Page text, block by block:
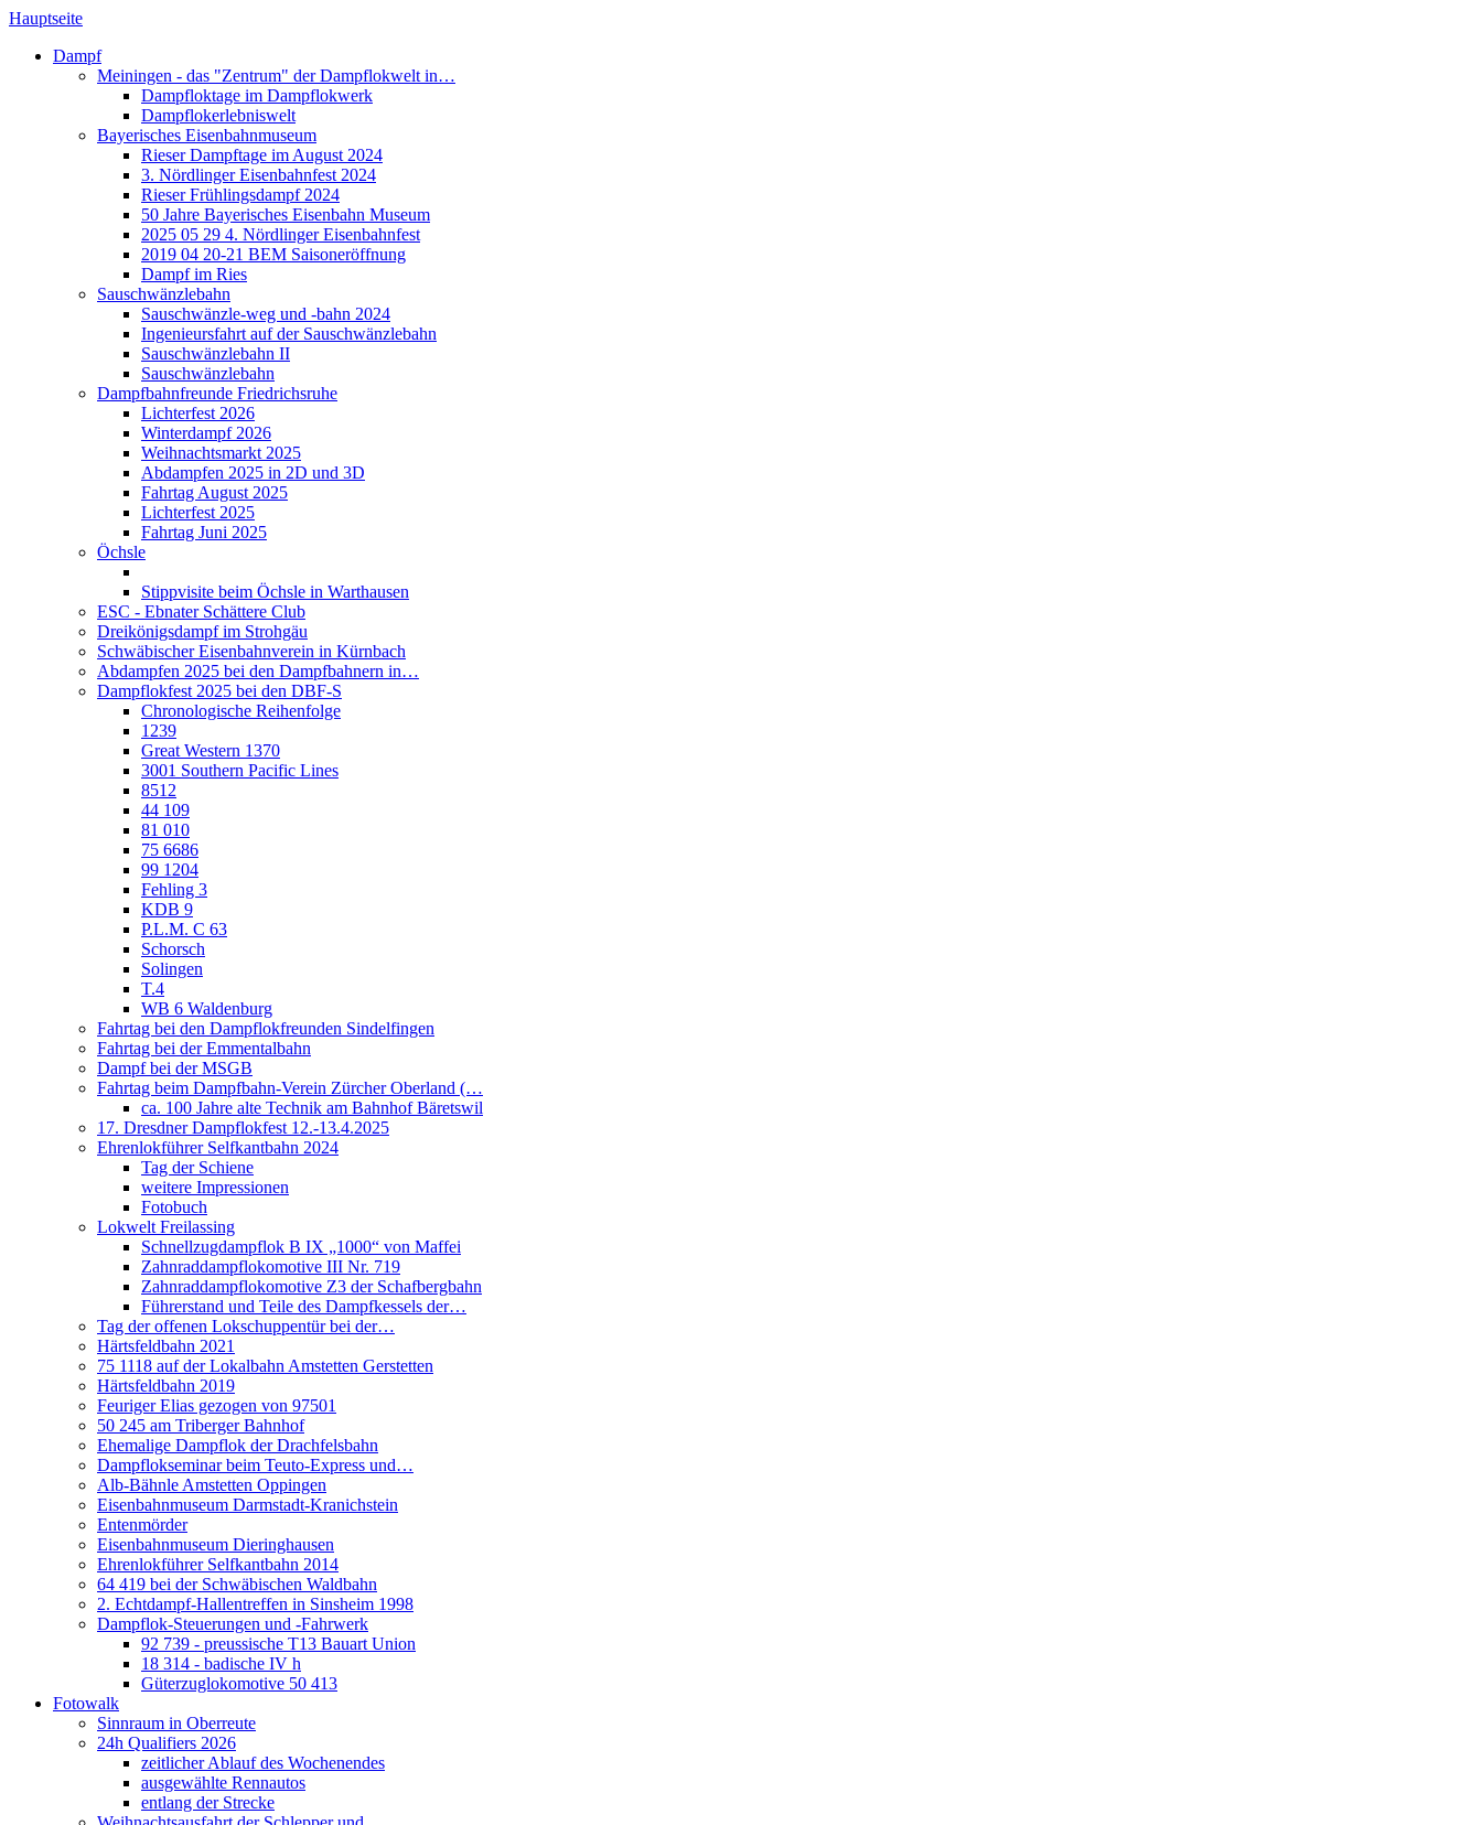
Hauptseite
Dampf
Meiningen - das "Zentrum" der Dampflokwelt in…
Dampfloktage im Dampflokwerk
Dampflokerlebniswelt
Bayerisches Eisenbahnmuseum
Rieser Dampftage im August 2024
3. Nördlinger Eisenbahnfest 2024
Rieser Frühlingsdampf 2024
50 Jahre Bayerisches Eisenbahn Museum
2025 05 29 4. Nördlinger Eisenbahnfest
2019 04 20-21 BEM Saisoneröffnung
Dampf im Ries
Sauschwänzlebahn
Sauschwänzle-weg und -bahn 2024
Ingenieursfahrt auf der Sauschwänzlebahn
Sauschwänzlebahn II
Sauschwänzlebahn
Dampfbahnfreunde Friedrichsruhe
Lichterfest 2026
Winterdampf 2026
Weihnachtsmarkt 2025
Abdampfen 2025 in 2D und 3D
Fahrtag August 2025
Lichterfest 2025
Fahrtag Juni 2025
Öchsle
Stippvisite beim Öchsle in Warthausen
ESC - Ebnater Schättere Club
Dreikönigsdampf im Strohgäu
Schwäbischer Eisenbahnverein in Kürnbach
Abdampfen 2025 bei den Dampfbahnern in…
Dampflokfest 2025 bei den DBF-S
Chronologische Reihenfolge
1239
Great Western 1370
3001 Southern Pacific Lines
8512
44 109
81 010
75 6686
99 1204
Fehling 3
KDB 9
P.L.M. C 63
Schorsch
Solingen
T.4
WB 6 Waldenburg
Fahrtag bei den Dampflokfreunden Sindelfingen
Fahrtag bei der Emmentalbahn
Dampf bei der MSGB
Fahrtag beim Dampfbahn-Verein Zürcher Oberland (…
ca. 100 Jahre alte Technik am Bahnhof Bäretswil
17. Dresdner Dampflokfest 12.-13.4.2025
Ehrenlokführer Selfkantbahn 2024
Tag der Schiene
weitere Impressionen
Fotobuch
Lokwelt Freilassing
Schnellzugdampflok B IX „1000“ von Maffei
Zahnraddampflokomotive III Nr. 719
Zahnraddampflokomotive Z3 der Schafbergbahn
Führerstand und Teile des Dampfkessels der…
Tag der offenen Lokschuppentür bei der…
Härtsfeldbahn 2021
75 1118 auf der Lokalbahn Amstetten Gerstetten
Härtsfeldbahn 2019
Feuriger Elias gezogen von 97501
50 245 am Triberger Bahnhof
Ehemalige Dampflok der Drachfelsbahn
Dampflokseminar beim Teuto-Express und…
Alb-Bähnle Amstetten Oppingen
Eisenbahnmuseum Darmstadt-Kranichstein
Entenmörder
Eisenbahnmuseum Dieringhausen
Ehrenlokführer Selfkantbahn 2014
64 419 bei der Schwäbischen Waldbahn
2. Echtdampf-Hallentreffen in Sinsheim 1998
Dampflok-Steuerungen und -Fahrwerk
92 739 - preussische T13 Bauart Union
18 314 - badische IV h
Güterzuglokomotive 50 413
Fotowalk
Sinnraum in Oberreute
24h Qualifiers 2026
zeitlicher Ablauf des Wochenendes
ausgewählte Rennautos
entlang der Strecke